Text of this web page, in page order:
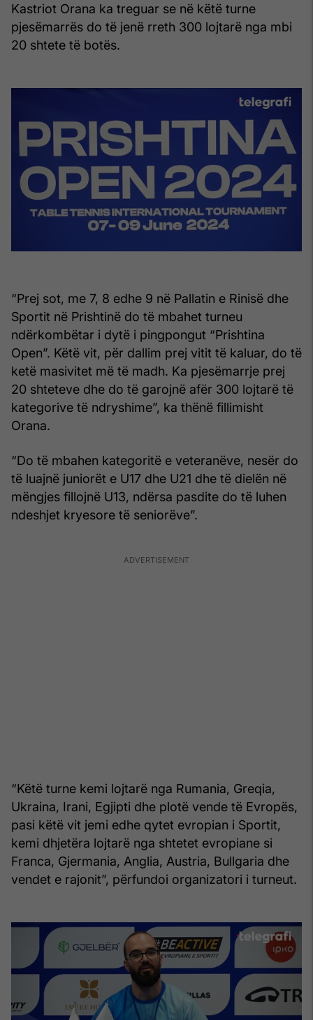
Kastriot Orana ka treguar se në këtë turne
pjesëmarrës do të jenë rreth 300 lojtarë nga mbi
20 shtete të botës.
“Prej sot, me 7, 8 edhe 9 në Pallatin e Rinisë dhe
Sportit në Prishtinë do të mbahet turneu
ndërkombëtar i dytë i pingpongut “Prishtina
Open”. Këtë vit, për dallim prej vitit të kaluar, do të
ketë masivitet më të madh. Ka pjesëmarrje prej
20 shteteve dhe do të garojnë afër 300 lojtarë të
kategorive të ndryshime”, ka thënë fillimisht
Orana.
“Do të mbahen kategoritë e veteranëve, nesër do
të luajnë juniorët e U17 dhe U21 dhe të dielën në
mëngjes fillojnë U13, ndërsa pasdite do të luhen
ndeshjet kryesore të seniorëve”.
“Këtë turne kemi lojtarë nga Rumania, Greqia,
Ukraina, Irani, Egjipti dhe plotë vende të Evropës,
pasi këtë vit jemi edhe qytet evropian i Sportit,
kemi dhjetëra lojtarë nga shtetet evropiane si
Franca, Gjermania, Anglia, Austria, Bullgaria dhe
vendet e rajonit”, përfundoi organizatori i turneut.